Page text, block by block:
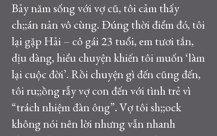
Bảy năm sống với vợ cũ, tôi cảm thấy
ch;;án nản vô cùng. Đúng thời điểm đó, tôi
lại gặp Hải – cô gái 23 tuổi, em tươi tắn,
dịu dàng, hiểu chuyện khiến tôi muốn ‘làm
lại cuộc đời’. Rồi chuyện gì đến cũng đến,
tôi ru;;ồng rẫy vợ con đến với tình trẻ vì
“trách nhiệm đàn ông”. Vợ tôi sh;;ock
không nói nên lời nhưng vẫn nhanh